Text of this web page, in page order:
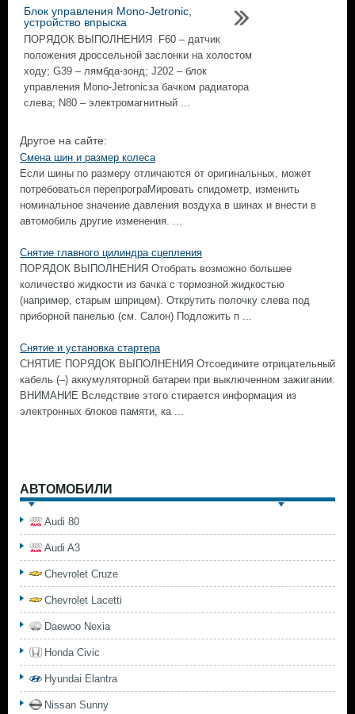
Блок управления Mono-Jetronic,
устройство впрыска
ПОРЯДОК ВЫПОЛНЕНИЯ F60 – датчик
положения дроссельной заслонки на холостом
ходу; G39 – лямбда-зонд; J202 – блок
управления Mono-Jetronicза бачком радиатора
слева; N80 – электромагнитный ...
Другое на сайте:
Смена шин и размер колеса
Если шины по размеру отличаются от оригинальных, может
потребоваться перепрограМировать спидометр, изменить
номинальное значение давления воздуха в шинах и внести в
автомобиль другие изменения. ...
Снятие главного цилиндра сцепления
ПОРЯДОК ВЫПОЛНЕНИЯ Отобрать возможно большее
количество жидкости из бачка с тормозной жидкостью
(например, старым шприцем). Открутить полочку слева под
приборной панелью (см. Салон) Подложить п ...
Снятие и установка стартера
СНЯТИЕ ПОРЯДОК ВЫПОЛНЕНИЯ Отсоедините отрицательный
кабель (–) аккумуляторной батареи при выключенном зажигании.
ВНИМАНИЕ Вследствие этого стирается информация из
электронных блоков памяти, ка ...
АВТОМОБИЛИ
Audi 80
Audi A3
Chevrolet Cruze
Chevrolet Lacetti
Daewoo Nexia
Honda Civic
Hyundai Elantra
Nissan Sunny